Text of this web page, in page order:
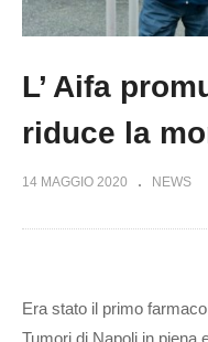
L’ Aifa
riduce la
14 MAGGIO 2020 NEWS
Era stato il primo
Tumori di Napoli in piena